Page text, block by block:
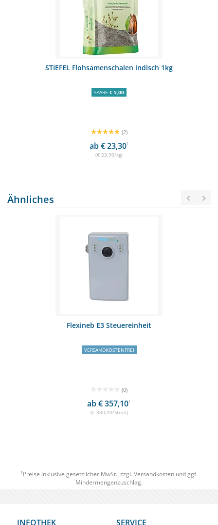
STIEFEL Flohsamenschalen indisch 1kg
SPARE € 5,00
(2)
ab € 23,301
(€ 23,90/kg)
Ähnliches
Flexineb E3 Steuereinheit
VERSANDKOSTENFREI
(0)
ab € 357,101
(€ 380,00/Stück)
1 Preise inklusive gesetzlicher MwSt., zzgl. Versandkosten und ggf.
Mindermengenzuschlag.
INFOTHEK SERVICE